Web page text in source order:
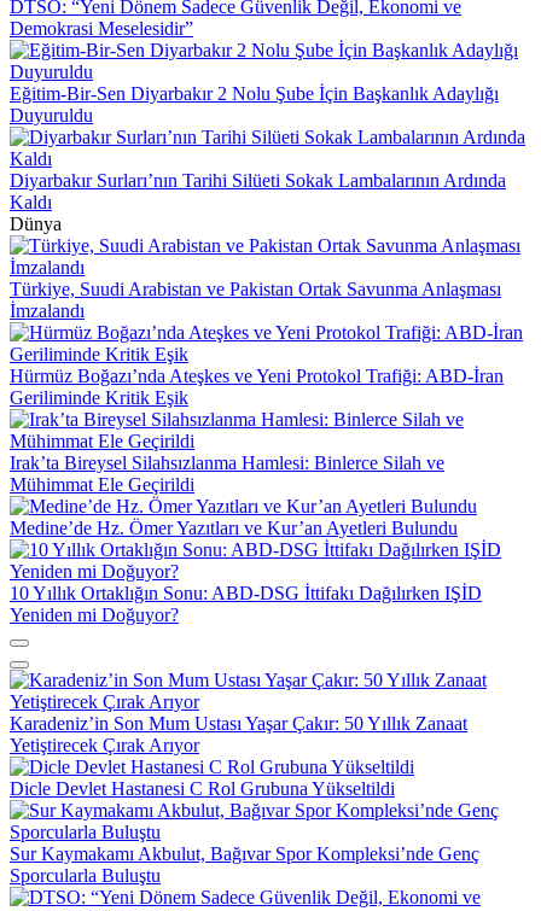
DTSO: “Yeni Dönem Sadece Güvenlik Değil, Ekonomi ve
Demokrasi Meselesidir”
Eğitim-Bir-Sen Diyarbakır 2 Nolu Şube İçin Başkanlık Adaylığı
Duyuruldu
Diyarbakır Surları’nın Tarihi Silüeti Sokak Lambalarının Ardında
Kaldı
Dünya
Türkiye, Suudi Arabistan ve Pakistan Ortak Savunma Anlaşması
İmzalandı
Hürmüz Boğazı’nda Ateşkes ve Yeni Protokol Trafiği: ABD-İran
Geriliminde Kritik Eşik
Irak’ta Bireysel Silahsızlanma Hamlesi: Binlerce Silah ve
Mühimmat Ele Geçirildi
Medine’de Hz. Ömer Yazıtları ve Kur’an Ayetleri Bulundu
10 Yıllık Ortaklığın Sonu: ABD-DSG İttifakı Dağılırken IŞİD
Yeniden mi Doğuyor?
Karadeniz’in Son Mum Ustası Yaşar Çakır: 50 Yıllık Zanaat
Yetiştirecek Çırak Arıyor
Dicle Devlet Hastanesi C Rol Grubuna Yükseltildi
Sur Kaymakamı Akbulut, Bağıvar Spor Kompleksi’nde Genç
Sporcularla Buluştu